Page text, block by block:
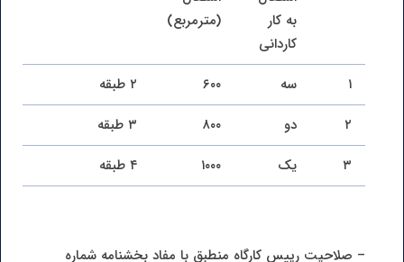
به کار
کاردانی
(مترمربع)
۱ سه ۶۰۰
۲ طبقه
۲
دو ۸۰۰
۳ طبقه
۳
یک ۱۰۰۰ ۴ طبقه
– صلاحیت رییس کارگاه منطبق با مفاد بخشنامه شماره